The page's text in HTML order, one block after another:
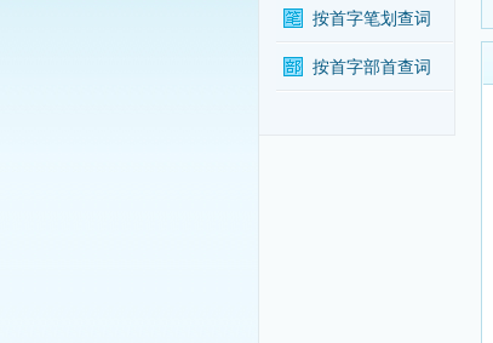
按首字笔划查词
按首字部首查词